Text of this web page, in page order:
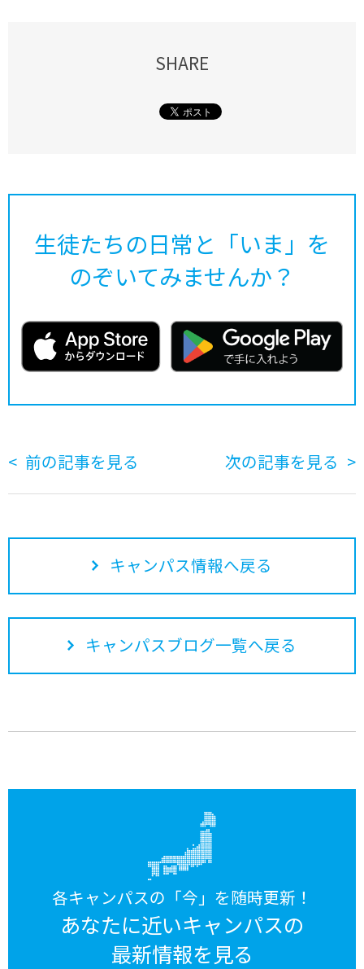
SHARE
生徒たちの日常と「いま」を
のぞいてみませんか？
前の記事を見る 次の記事を見る
キャンパス情報へ戻る
キャンパスブログ一覧へ戻る
各キャンパスの「今」を随時更新！
あなたに近いキャンパスの
最新情報を見る